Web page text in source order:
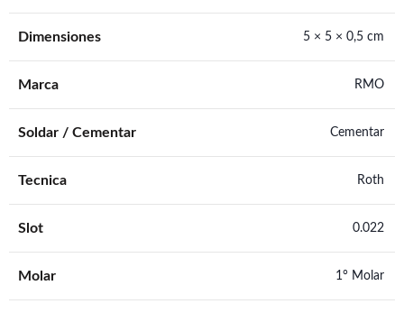
Dimensiones 5 × 5 × 0,5 cm
Marca RMO
Soldar / Cementar Cementar
Tecnica Roth
Slot 0.022
Molar 1° Molar